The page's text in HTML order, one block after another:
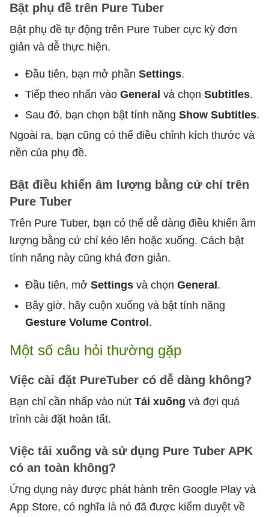
Bật phụ đề trên Pure Tuber
Bật phụ đề tự động trên Pure Tuber cực kỳ đơn
giản và dễ thực hiện.
Đầu tiên, bạn mở phần Settings.
Tiếp theo nhấn vào General và chọn Subtitles.
Sau đó, bạn chọn bật tính năng Show Subtitles.
Ngoài ra, bạn cũng có thể điều chỉnh kích thước và
nền của phụ đề.
Bật điều khiển âm lượng bằng cử chỉ trên
Pure Tuber
Trên Pure Tuber, bạn có thể dễ dàng điều khiển âm
lượng bằng cử chỉ kéo lên hoặc xuống. Cách bật
tính năng này cũng khá đơn giản.
Đầu tiên, mở Settings và chọn General.
Bây giờ, hãy cuộn xuống và bật tính năng
Gesture Volume Control.
Một số câu hỏi thường gặp
Việc cài đặt PureTuber có dễ dàng không?
Bạn chỉ cần nhấp vào nút Tải xuống và đợi quá
trình cài đặt hoàn tất.
Việc tải xuống và sử dụng Pure Tuber APK
có an toàn không?
Ứng dụng này được phát hành trên Google Play và
App Store, có nghĩa là nó đã được kiểm duyệt về